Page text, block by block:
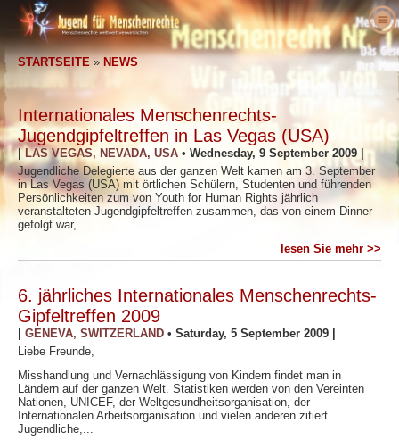
Über uns
Was ist Youth for Human Rights?
Unsere Zielsetzung
Die Geschichte von Youth for Human Rights
Vorstand
Beratungsausschuss
Partner von YHRI
Proklamationen und Anerkennungen
Was sind Menschenrechte?
Menschenrechte definiert
Der Hintergrund der Menschenrechte
Allgemeine Erklärung der Menschenrechte
Pädagogen
Willkommen
Unterrichtsset-Details
Fazit von Pädagogen
Lehrplan für Menschenrechte
Werden Sie aktiv
Beteiligen Sie sich
Petition
Mitgliedschaften und Spenden
Stimmen für Menschenrechte
Menschenrechtsverfechter
Menschenrechtsorganisationen
News
Bestellung
STARTSEITE » NEWS
Internationales Menschenrechts-
Jugendgipfeltreffen in Las Vegas (USA)
| LAS VEGAS, NEVADA, USA • Wednesday, 9 September 2009
Jugendliche Delegierte aus der ganzen Welt kamen am 3. September
in Las Vegas (USA) mit örtlichen Schülern, Studenten und führenden
Persönlichkeiten zum von Youth for Human Rights jährlich
veranstalteten Jugendgipfeltreffen zusammen, das von einem Dinner
gefolgt war,...
lesen Sie mehr >>
6. jährliches Internationales Menschenrechts-
Gipfeltreffen 2009
GENEVA, SWITZERLAND • Saturday, 5 September 2009
Liebe Freunde,
Misshandlung und Vernachlässigung von Kindern findet man in
Ländern auf der ganzen Welt. Statistiken werden von den Vereinten
Nationen, UNICEF, der Weltgesundheitsorganisation, der
Internationalen Arbeitsorganisation und vielen anderen zitiert.
Jugendliche,...